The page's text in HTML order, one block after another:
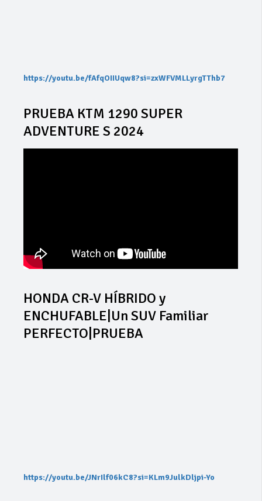
https://youtu.be/fAfqOIIUqw8?si=zxWFVMLLyrgTThb7
PRUEBA KTM 1290 SUPER
ADVENTURE S 2024
HONDA CR-V HÍBRIDO y
ENCHUFABLE|Un SUV Familiar
PERFECTO|PRUEBA
https://youtu.be/JNrIlf06kC8?si=KLm9JulkDljpi-Yo